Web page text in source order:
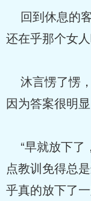
回到休息的
还在乎那个女
沐言愣了愣
因为答案很明
“早就放下了
点教训免得总
乎真的放下了一